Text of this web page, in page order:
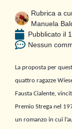
Rubrica a
Manuela
Pubblicato il
Nessun
La proposta per
quattro ragazze
Fausta Cialente,
Premio Strega nel
un romanzo in cui